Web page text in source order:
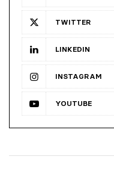
TWITTER
LINKEDIN
INSTAGRAM
YOUTUBE